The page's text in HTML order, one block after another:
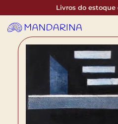
Livros do